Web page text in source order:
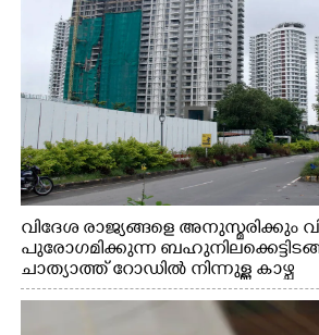
വിദേശ രാജ്യങ്ങളെ അനുസ്മരിക്കും
പുരോഗമിക്കുന്ന
ചാത്യാത്ത് റോഡിൽ നിന്നുള്ള കാഴ്ച